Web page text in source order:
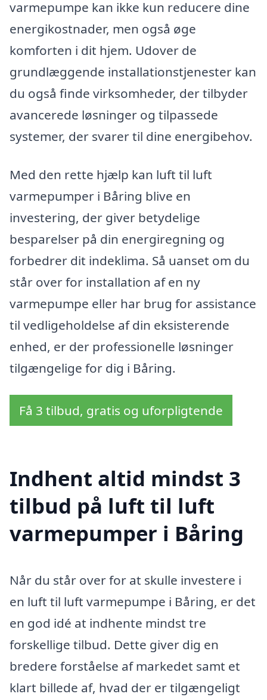
varmepumpe kan ikke kun reducere dine
energikostnader, men også øge
komforten i dit hjem. Udover de
grundlæggende installationstjenester kan
du også finde virksomheder, der tilbyder
avancerede løsninger og tilpassede
systemer, der svarer til dine energibehov.
Med den rette hjælp kan luft til luft
varmepumper i Båring blive en
investering, der giver betydelige
besparelser på din energiregning og
forbedrer dit indeklima. Så uanset om du
står over for installation af en ny
varmepumpe eller har brug for assistance
til vedligeholdelse af din eksisterende
enhed, er der professionelle løsninger
tilgængelige for dig i Båring.
Få 3 tilbud, gratis og uforpligtende
Indhent altid mindst 3
tilbud på luft til luft
varmepumper i Båring
Når du står over for at skulle investere i
en luft til luft varmepumpe i Båring, er det
en god idé at indhente mindst tre
forskellige tilbud. Dette giver dig en
bredere forståelse af markedet samt et
klart billede af, hvad der er tilgængeligt